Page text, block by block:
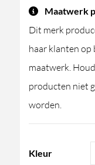
Maatwerk
Dit merk
haar klanten op
maatwerk.
producten niet
worden.
Kleur